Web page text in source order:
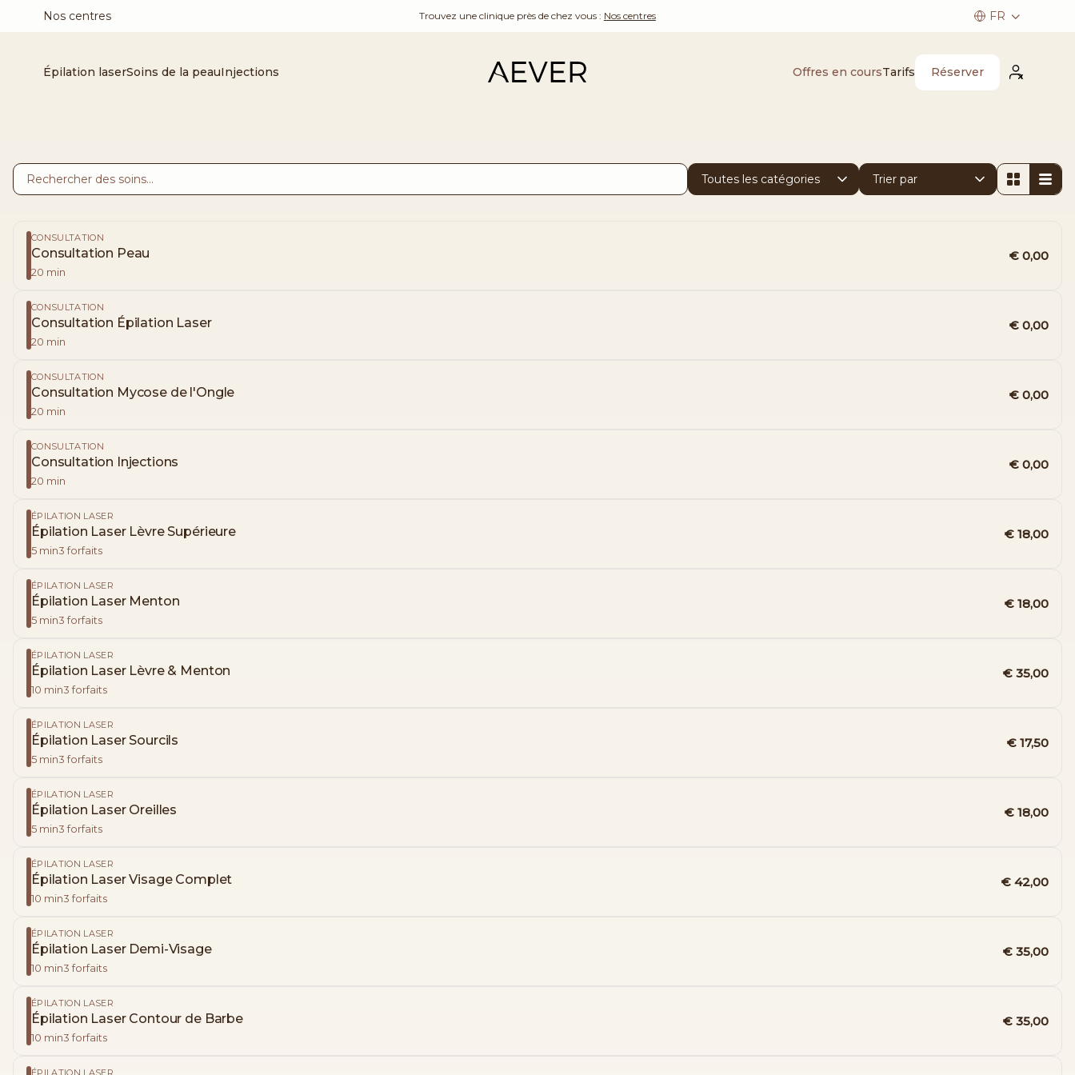
Nos centres Trouvez une clinique près de chez vous : Nos centres
Épilation laserSoins de la peauInjections Offres en coursTarifs Réserver
CONSULTATION
Consultation Peau
20 min
€ 0,00
CONSULTATION
Consultation Épilation Laser
20 min
€ 0,00
CONSULTATION
Consultation Mycose de l'Ongle
20 min
€ 0,00
CONSULTATION
Consultation Injections
20 min
€ 0,00
ÉPILATION LASER
Épilation Laser Lèvre Supérieure
5 min3 forfaits
€ 18,00
ÉPILATION LASER
Épilation Laser Menton
5 min3 forfaits
€ 18,00
ÉPILATION LASER
Épilation Laser Lèvre & Menton
10 min3 forfaits
€ 35,00
ÉPILATION LASER
Épilation Laser Sourcils
5 min3 forfaits
€ 17,50
ÉPILATION LASER
Épilation Laser Oreilles
5 min3 forfaits
€ 18,00
ÉPILATION LASER
Épilation Laser Visage Complet
10 min3 forfaits
€ 42,00
ÉPILATION LASER
Épilation Laser Demi-Visage
10 min3 forfaits
€ 35,00
ÉPILATION LASER
Épilation Laser Contour de Barbe
10 min3 forfaits
€ 35,00
ÉPILATION LASER